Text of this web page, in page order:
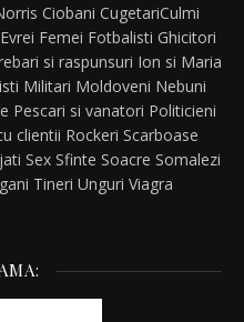
Ciobani CugetariCulmi
Evrei Femei Fotbalisti Ghicitori
si raspunsuri Ion si Maria
Militari Moldoveni Nebuni
Pescari si vanatori Politicieni
clientii Rockeri Scarboase
Sex Sfinte Soacre Somalezi
Tineri Unguri Viagra